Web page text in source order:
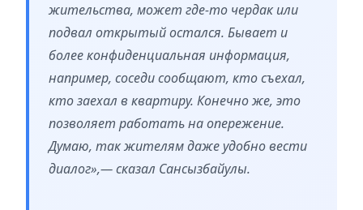
жительства, может где-то чердак или
подвал открытый остался. Бывает и
более конфиденциальная информация,
например, соседи сообщают, кто съехал,
кто заехал в квартиру. Конечно же, это
позволяет работать на опережение.
Думаю, так жителям даже удобно вести
диалог»,— сказал Сансызбайулы.